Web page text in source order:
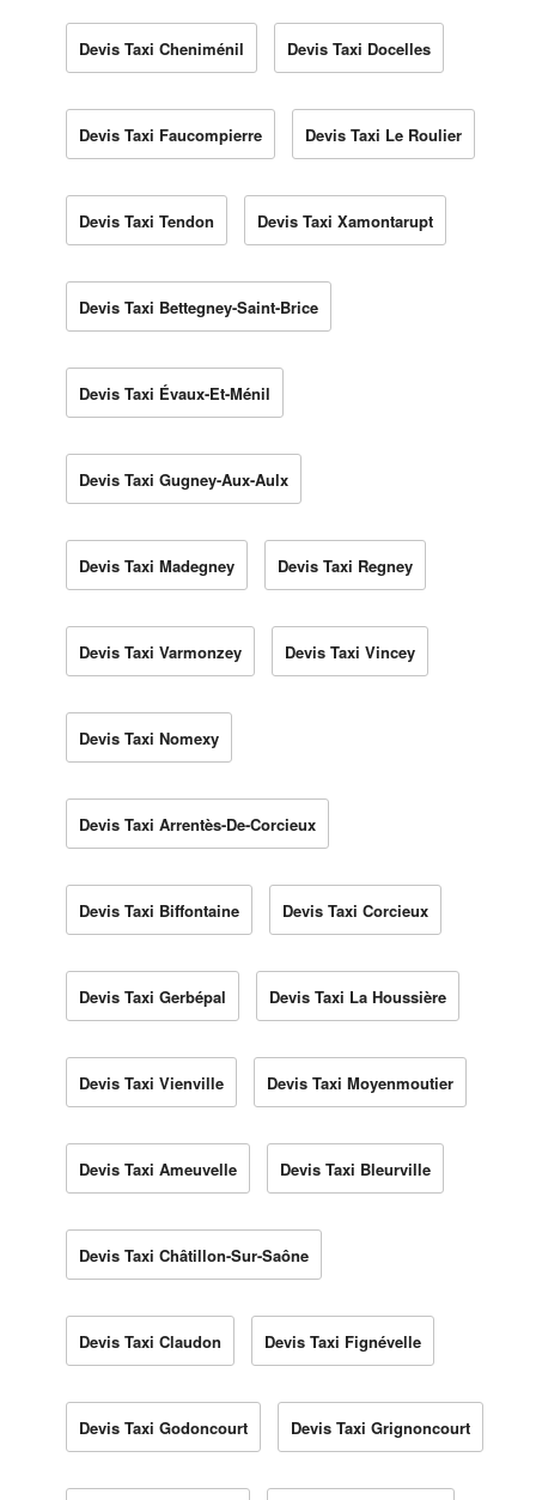
Devis Taxi Cheniménil Devis Taxi Docelles
Devis Taxi Faucompierre Devis Taxi Le Roulier
Devis Taxi Tendon Devis Taxi Xamontarupt
Devis Taxi Bettegney-Saint-Brice
Devis Taxi Évaux-Et-Ménil
Devis Taxi Gugney-Aux-Aulx
Devis Taxi Madegney Devis Taxi Regney
Devis Taxi Varmonzey Devis Taxi Vincey
Devis Taxi Nomexy
Devis Taxi Arrentès-De-Corcieux
Devis Taxi Biffontaine Devis Taxi Corcieux
Devis Taxi Gerbépal Devis Taxi La Houssière
Devis Taxi Vienville Devis Taxi Moyenmoutier
Devis Taxi Ameuvelle Devis Taxi Bleurville
Devis Taxi Châtillon-Sur-Saône
Devis Taxi Claudon Devis Taxi Fignévelle
Devis Taxi Godoncourt Devis Taxi Grignoncourt